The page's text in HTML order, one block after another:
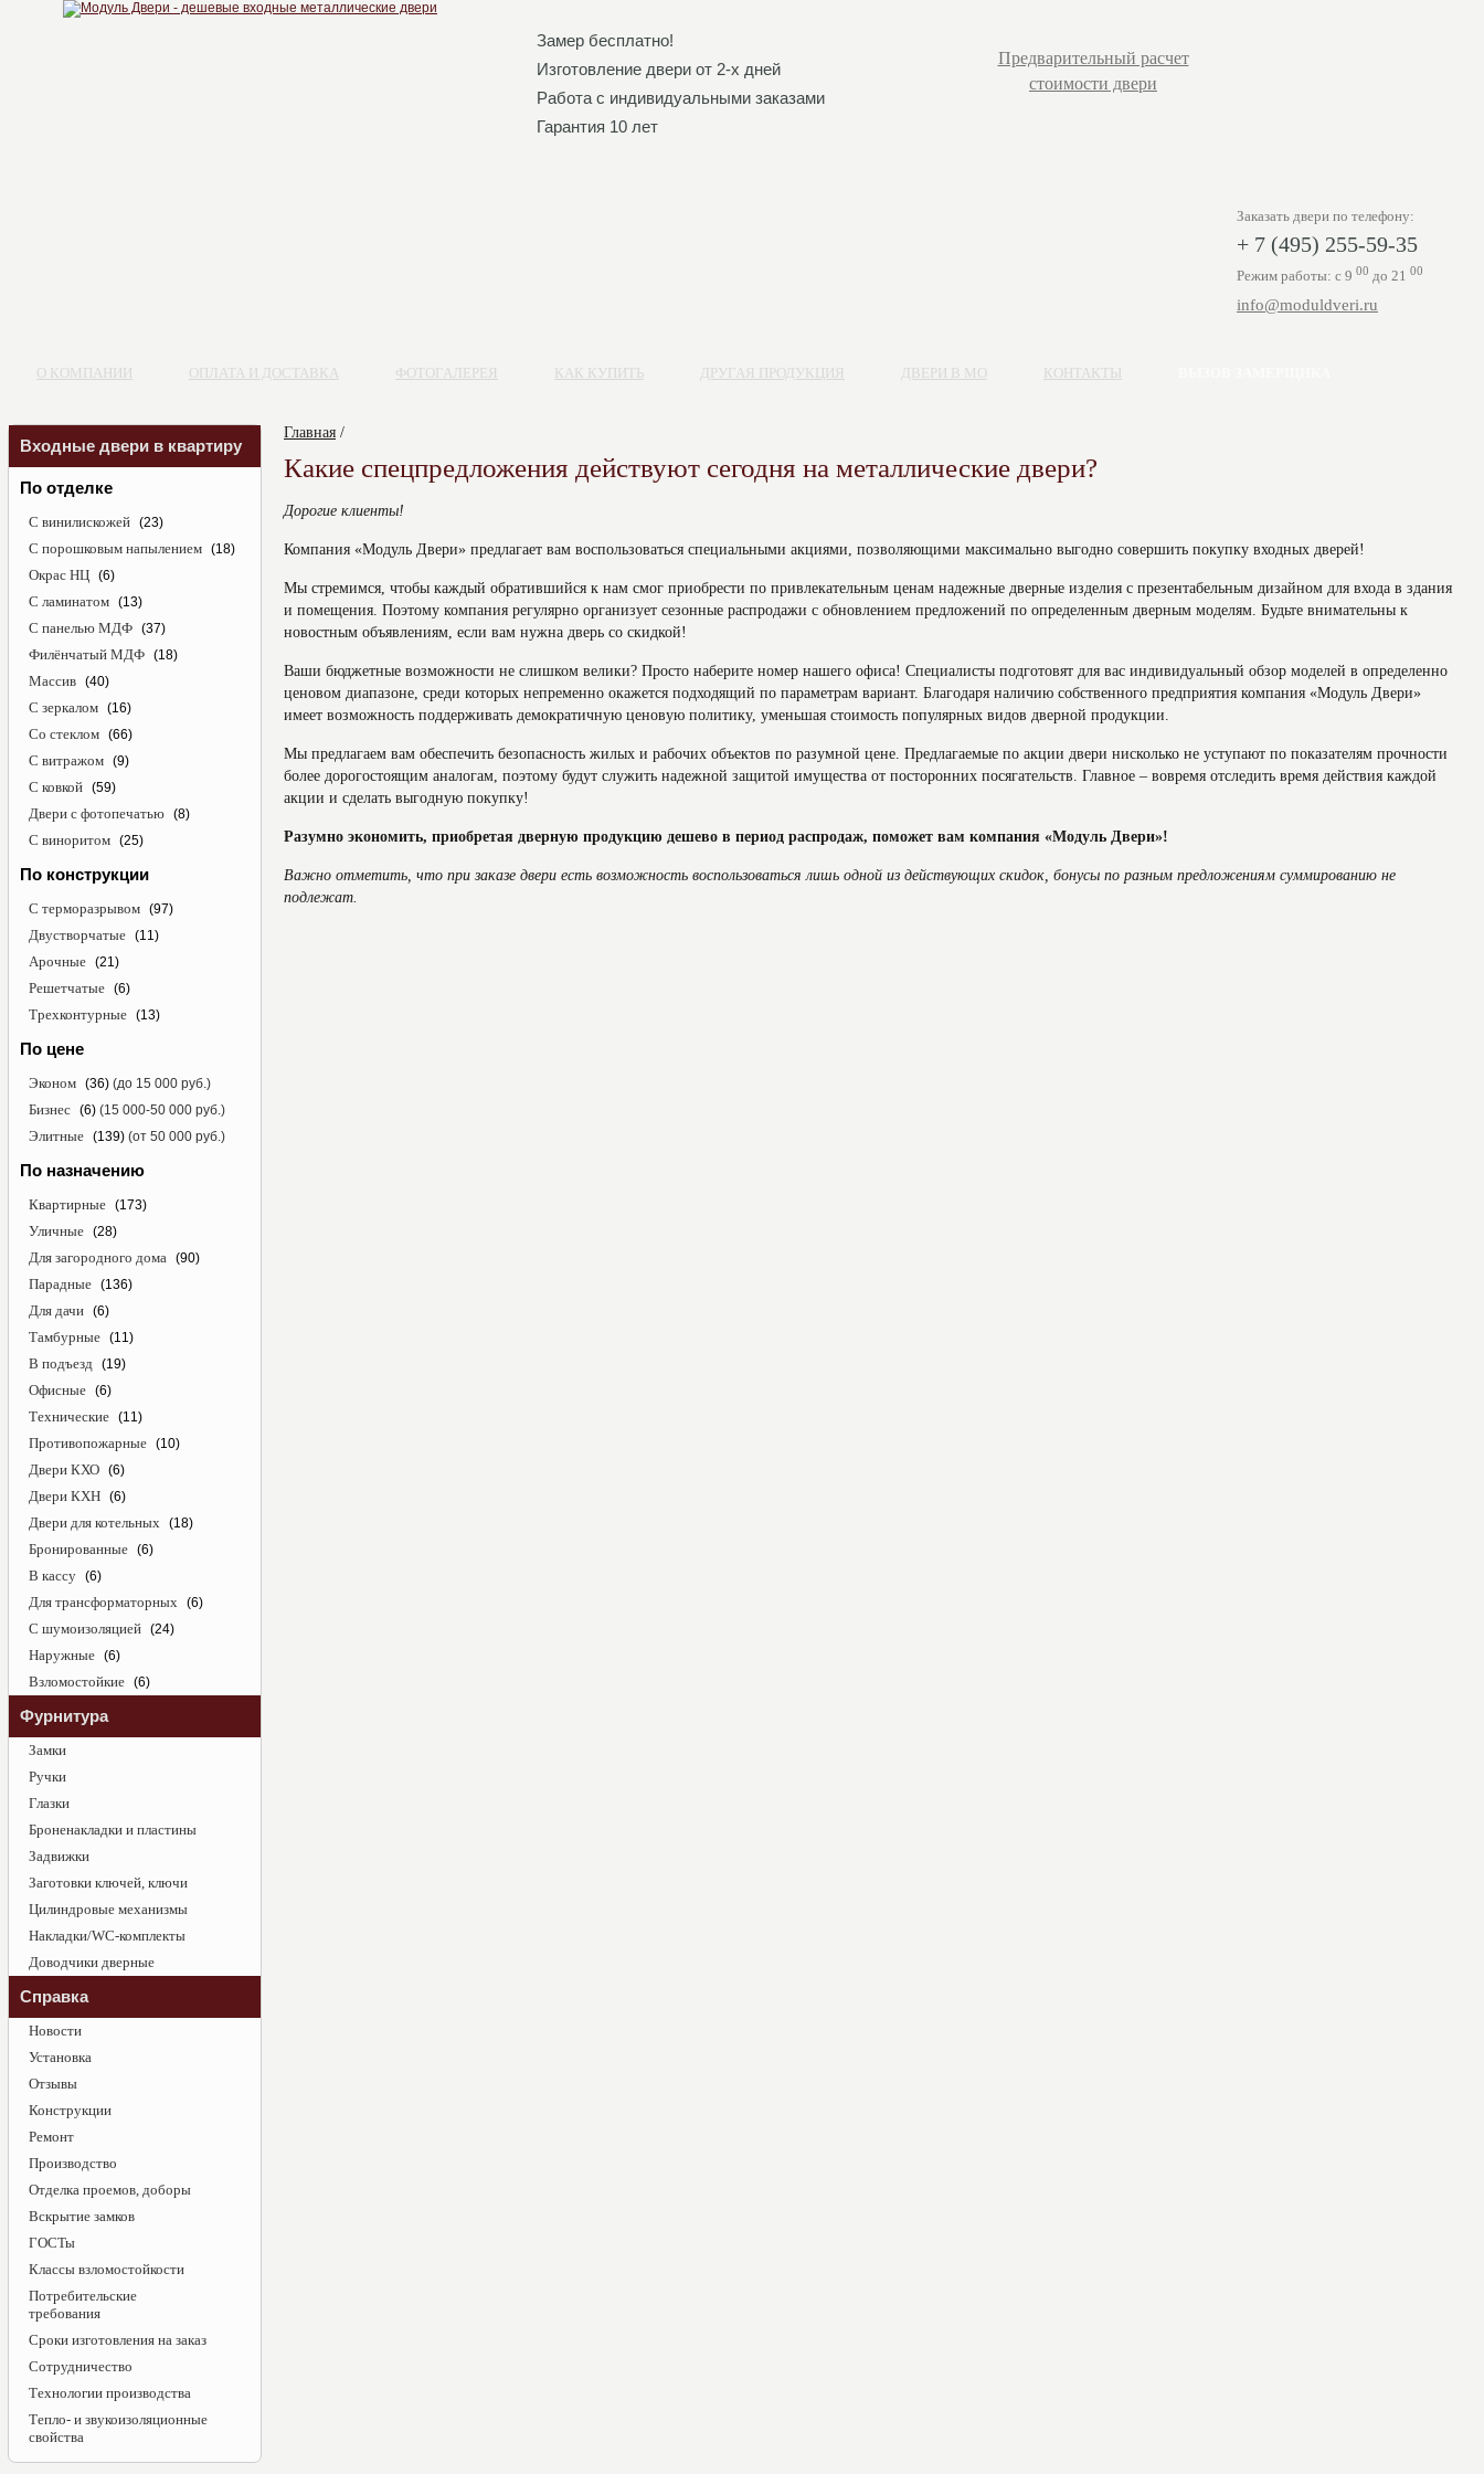
Замер бесплатно!
Изготовление двери от 2-х дней
Работа с индивидуальными заказами
Гарантия 10 лет
Предварительный расчет
стоимости двери
Заказать двери по телефону:
+ 7 (495) 255-59-35
Режим работы: с 9 00 до 21 00
info@moduldveri.ru
О КОМПАНИИ ОПЛАТА И ДОСТАВКА ФОТОГАЛЕРЕЯ КАК КУПИТЬ ДРУГАЯ ПРОДУКЦИЯ ДВЕРИ В МО КОНТАКТЫ
Главная /
Какие спецпредложения действуют сегодня на металлические двери?
Дорогие клиенты!
Компания «Модуль Двери» предлагает вам воспользоваться специальными акциями, позволяющими максимально выгодно совершить покупку входных дверей!
Мы стремимся, чтобы каждый обратившийся к нам смог приобрести по привлекательным ценам надежные дверные изделия с презентабельным дизайном для входа в здания
и помещения. Поэтому компания регулярно организует сезонные распродажи с обновлением предложений по определенным дверным моделям. Будьте внимательны к
новостным объявлениям, если вам нужна дверь со скидкой!
Ваши бюджетные возможности не слишком велики? Просто наберите номер нашего офиса! Специалисты подготовят для вас индивидуальный обзор моделей в определенно
ценовом диапазоне, среди которых непременно окажется подходящий по параметрам вариант. Благодаря наличию собственного предприятия компания «Модуль Двери»
имеет возможность поддерживать демократичную ценовую политику, уменьшая стоимость популярных видов дверной продукции.
Мы предлагаем вам обеспечить безопасность жилых и рабочих объектов по разумной цене. Предлагаемые по акции двери нисколько не уступают по показателям прочности
более дорогостоящим аналогам, поэтому будут служить надежной защитой имущества от посторонних посягательств. Главное – вовремя отследить время действия каждой
акции и сделать выгодную покупку!
Разумно экономить, приобретая дверную продукцию дешево в период распродаж, поможет вам компания «Модуль Двери»!
Важно отметить, что при заказе двери есть возможность воспользоваться лишь одной из действующих скидок, бонусы по разным предложениям суммированию не
подлежат.
Входные двери в квартиру
По отделке
С винилискожей (23)
С порошковым напылением (18)
Окрас НЦ (6)
С ламинатом (13)
С панелью МДФ (37)
Филёнчатый МДФ (18)
Массив (40)
С зеркалом (16)
Со стеклом (66)
С витражом (9)
С ковкой (59)
Двери с фотопечатью (8)
С виноритом (25)
По конструкции
С терморазрывом (97)
Двустворчатые (11)
Арочные (21)
Решетчатые (6)
Трехконтурные (13)
По цене
Эконом (36) (до 15 000 руб.)
Бизнес (6) (15 000-50 000 руб.)
Элитные (139) (от 50 000 руб.)
По назначению
Квартирные (173)
Уличные (28)
Для загородного дома (90)
Парадные (136)
Для дачи (6)
Тамбурные (11)
В подъезд (19)
Офисные (6)
Технические (11)
Противопожарные (10)
Двери КХО (6)
Двери КХН (6)
Двери для котельных (18)
Бронированные (6)
В кассу (6)
Для трансформаторных (6)
С шумоизоляцией (24)
Наружные (6)
Взломостойкие (6)
Фурнитура
Замки
Ручки
Глазки
Броненакладки и пластины
Задвижки
Заготовки ключей, ключи
Цилиндровые механизмы
Накладки/WC-комплекты
Доводчики дверные
Справка
Новости
Установка
Отзывы
Конструкции
Ремонт
Производство
Отделка проемов, доборы
Вскрытие замков
ГОСТы
Классы взломостойкости
Потребительские
требования
Сроки изготовления на заказ
Сотрудничество
Технологии производства
Тепло- и звукоизоляционные
свойства